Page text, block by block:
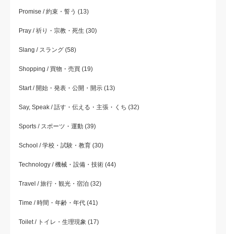
Promise / 約束・誓う (13)
Pray / 祈り・宗教・死生 (30)
Slang / スラング (58)
Shopping / 買物・売買 (19)
Start / 開始・発表・公開・開示 (13)
Say, Speak / 話す・伝える・主張・くち (32)
Sports / スポーツ・運動 (39)
School / 学校・試験・教育 (30)
Technology / 機械・設備・技術 (44)
Travel / 旅行・観光・宿泊 (32)
Time / 時間・年齢・年代 (41)
Toilet / トイレ・生理現象 (17)